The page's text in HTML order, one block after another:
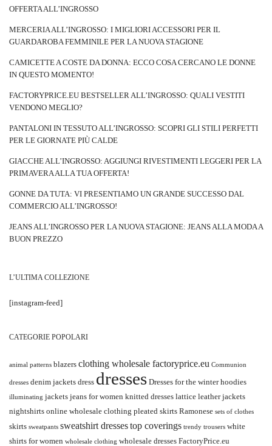
OFFERTA ALL’INGROSSO
MERCERIA ALL’INGROSSO: I MIGLIORI ACCESSORI PER IL
GUARDAROBA FEMMINILE PER LA NUOVA STAGIONE
CAMICETTE A COSTE DA DONNA: ECCO COSA CERCANO LE DONNE
IN QUESTO MOMENTO!
FACTORYPRICE.EU BESTSELLER ALL’INGROSSO: QUALI VESTITI
VENDONO MEGLIO?
PANTALONI IN TESSUTO ALL’INGROSSO: SCOPRI GLI STILI PERFETTI
PER LE GIORNATE PIÙ CALDE
GIACCHE ALL’INGROSSO: AGGIUNGI RIVESTIMENTI LEGGERI PER LA
PRIMAVERA ALLA TUA OFFERTA!
GONNE DA TUTA: VI PRESENTIAMO UN GRANDE SUCCESSO DAL
COMMERCIO ALL’INGROSSO!
JEANS ALL’INGROSSO PER LA NUOVA STAGIONE: JEANS ALLA MODA A
BUON PREZZO
L’ULTIMA COLLEZIONE
[instagram-feed]
CATEGORIE POPOLARI
animal patterns blazers clothing wholesale factoryprice.eu Communion
dresses denim jackets dress dresses Dresses for the winter hoodies
illuminating jackets jeans for women knitted dresses lattice leather jackets
nightshirts online wholesale clothing pleated skirts Ramonese sets of clothes
skirts sweatpants sweatshirt dressestop coverings trendy trousers white
shirts for women wholesale clothing wholesale dresses FactoryPrice.eu